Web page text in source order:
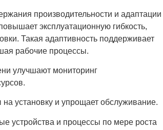
производительности и адаптации
эксплуатационную гибкость,
Такая адаптивность поддерживает
рабочие процессы.
улучшают мониторинг
установку и упрощает обслуживание.
устройства и процессы по мере роста